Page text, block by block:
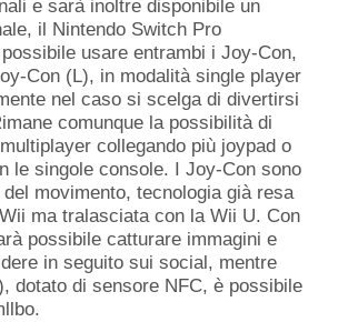
e sarà inoltre disponibile un
il Nintendo Switch Pro
usare entrambi i Joy-Con,
Con (L), in modalità single player
nel caso si scelga di divertirsi
comunque la possibilità di
collegando più joypad o
le singole console. I Joy-Con sono
movimento, tecnologia già resa
ma tralasciata con la Wii U. Con
possibile catturare immagini e
in seguito sui social, mentre
dotato di sensore NFC, è possibile